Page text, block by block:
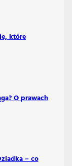
które
O prawach
– co